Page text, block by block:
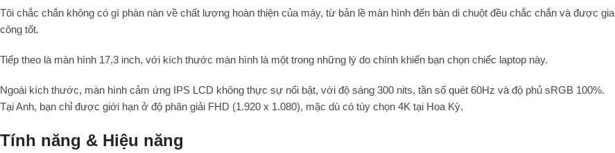
Tôi chắc chắn không có gì phàn nàn về chất lượng hoàn thiện của máy, từ bản lề màn hình đến bàn di chuột đều chắc chắn và được gia
công tốt.
Tiếp theo là màn hình 17,3 inch, với kích thước màn hình là một trong những lý do chính khiến bạn chọn chiếc laptop này.
Ngoài kích thước, màn hình cảm ứng IPS LCD không thực sự nổi bật, với độ sáng 300 nits, tần số quét 60Hz và độ phủ sRGB 100%.
Tại Anh, bạn chỉ được giới hạn ở độ phân giải FHD (1.920 x 1.080), mặc dù có tùy chọn 4K tại Hoa Kỳ.
Tính năng & Hiệu năng